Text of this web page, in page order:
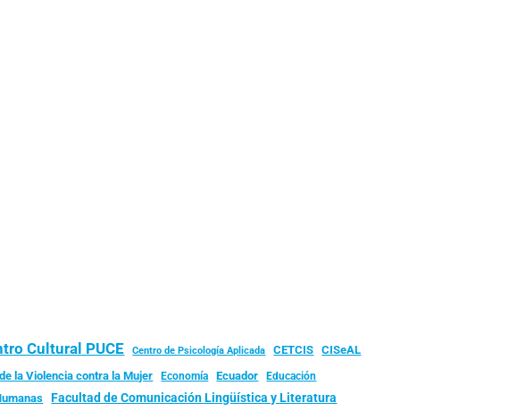
Cultural PUCE Centro de Psicología Aplicada CETCIS CISeAL
la Violencia contra la Mujer Economía Ecuador
Educación
Facultad de Comunicación Lingüística y Literatura